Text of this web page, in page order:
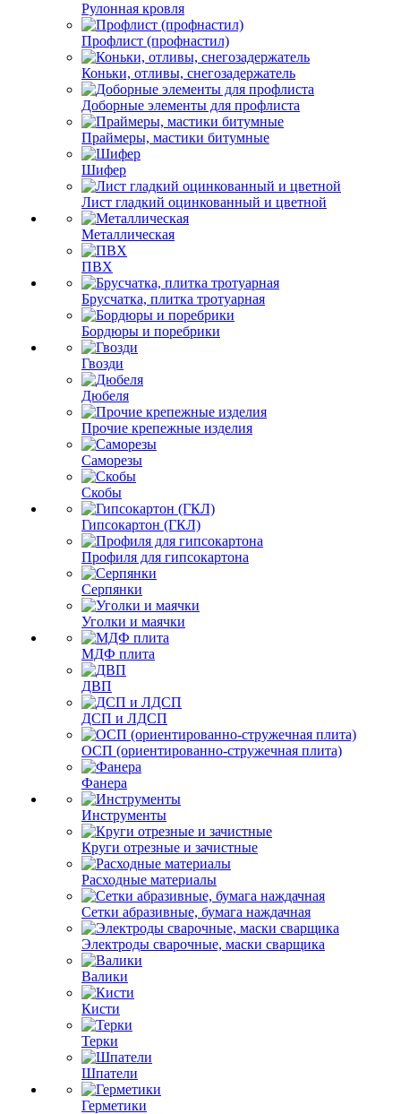
Рулонная кровля
Профлист (профнастил)
Коньки, отливы, снегозадержатель
Доборные элементы для профлиста
Праймеры, мастики битумные
Шифер
Лист гладкий оцинкованный и цветной
Металлическая
ПВХ
Брусчатка, плитка тротуарная
Бордюры и поребрики
Гвозди
Дюбеля
Прочие крепежные изделия
Саморезы
Скобы
Гипсокартон (ГКЛ)
Профиля для гипсокартона
Серпянки
Уголки и маячки
МДФ плита
ДВП
ДСП и ЛДСП
ОСП (ориентированно-стружечная плита)
Фанера
Инструменты
Круги отрезные и зачистные
Расходные материалы
Сетки абразивные, бумага наждачная
Электроды сварочные, маски сварщика
Валики
Кисти
Терки
Шпатели
Герметики